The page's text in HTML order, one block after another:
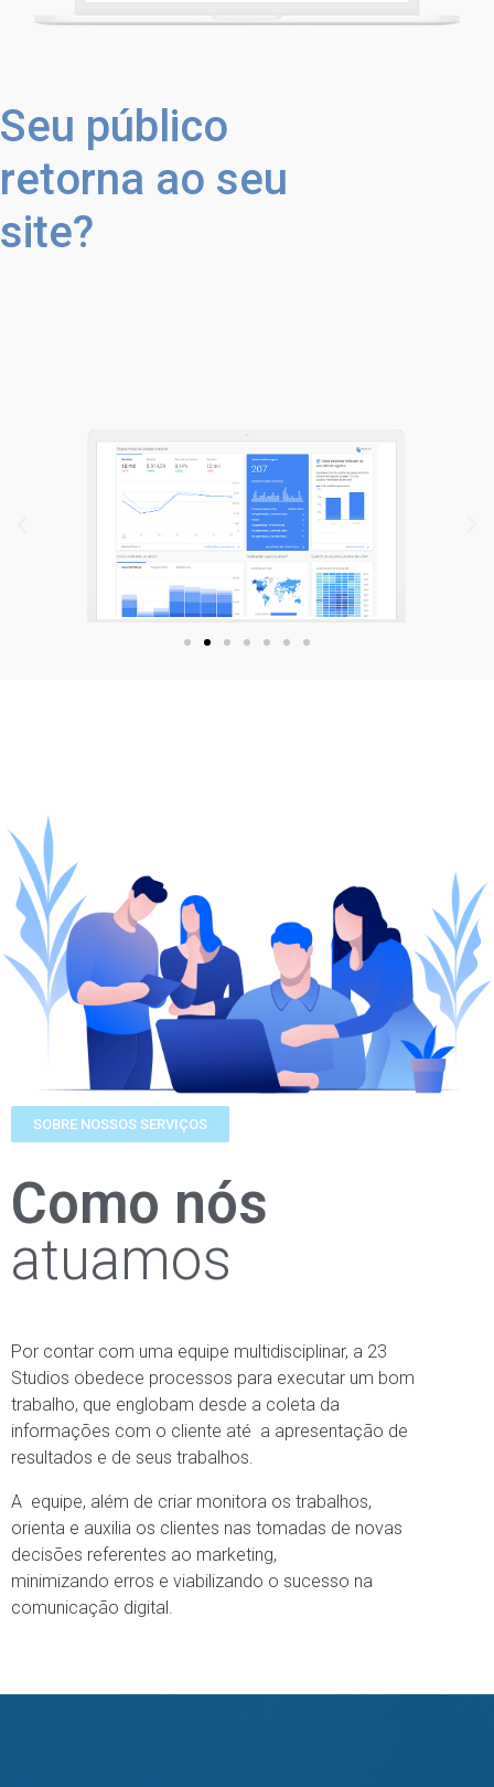
Seu público
retorna ao seu
site?
SOBRE NOSSOS SERVIÇOS
Como nós
atuamos
Por contar com uma equipe multidisciplinar, a 23
Studios obedece processos para executar um bom
trabalho, que englobam desde a coleta da
informações com o cliente até a apresentação de
resultados e de seus trabalhos.
A equipe, além de criar monitora os trabalhos,
orienta e auxilia os clientes nas tomadas de novas
decisões referentes ao marketing,
minimizando erros e viabilizando o sucesso na
comunicação digital.